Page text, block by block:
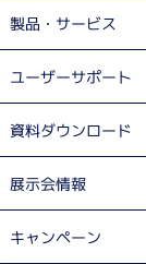
製品・サービス
ユーザーサポート
資料ダウンロード
展示会情報
キャンペーン